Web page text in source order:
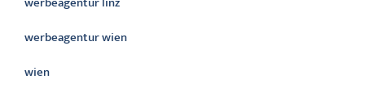
werbeagentur wien
wien